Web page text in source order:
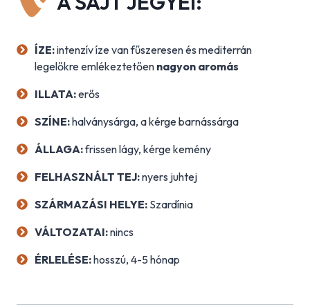
ÍZE:intenzív íze van fűszeresen és mediterrán
legelőkre emlékeztetően nagyon aromás
ILLATA:erős
SZÍNE:halványsárga, a kérge barnássárga
ÁLLAGA:frissen lágy, kérge kemény
FELHASZNÁLT TEJ:nyers juhtej
SZÁRMAZÁSI HELYE: Szardínia
VÁLTOZATAI:nincs
ÉRLELÉSE:hosszú, 4-5 hónap